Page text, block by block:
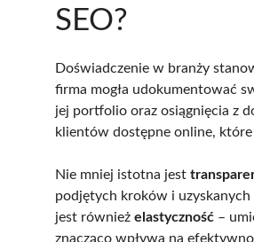
SEO?
Doświadczenie w branży
firma mogła udokumentować
jej portfolio oraz osiągnięcia z
klientów dostępne online, które
Nie mniej istotna jest
podjętych kroków i
jest również elastyczność –
znacząco wpływa na